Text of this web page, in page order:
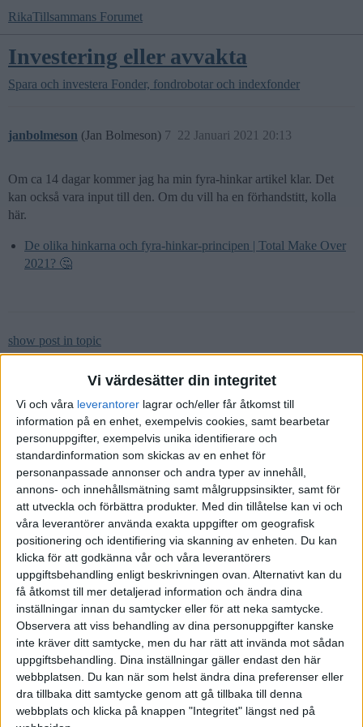
Vi värdesätter din integritet
Vi och våra leverantorer lagrar och/eller får åtkomst till
information på en enhet, exempelvis cookies, samt bearbetar
personuppgifter, exempelvis unika identifierare och
standardinformation som skickas av en enhet för
personanpassade annonser och andra typer av innehåll,
annons- och innehållsmätning samt målgruppsinsikter, samt för
att utveckla och förbättra produkter. Med din tillåtelse kan vi och
våra leverantörer använda exakta uppgifter om geografisk
positionering och identifiering via skanning av enheten. Du kan
klicka för att godkänna vår och våra leverantörers
uppgiftsbehandling enligt beskrivningen ovan. Alternativt kan du
få åtkomst till mer detaljerad information och ändra dina
inställningar innan du samtycker eller för att neka samtycke.
Observera att viss behandling av dina personuppgifter kanske
inte kräver ditt samtycke, men du har rätt att invända mot sådan
uppgiftsbehandling. Dina inställningar gäller endast den här
webbplatsen. Du kan när som helst ändra dina preferenser eller
dra tillbaka ditt samtycke genom att gå tillbaka till denna
webbplats och klicka på knappen "Integritet" längst ned på
RikaTillsammans Forumet
Investering eller avvakta
Spara och investera Fonder, fondrobotar och indexfonder
janbolmeson (Jan Bolmeson) 22 Januari 2021 20:13
7
Om ca 14 dagar kommer jag ha min fyra-hinkar artikel klar. Det
kan också vara input till den. Om du vill ha en förhandstitt, kolla
här.
De olika hinkarna och fyra-hinkar-principen | Total Make Over
2021? 🤔
show post in topic
Liknande ämnen du kan gilla
Svar
5.5MKr hur investera på bästa
sätt?
Spara och investera
10 3263
19 Februari
2021
Fördelning av sparandet, bolån
vs fond
Fonder, fondrobotar och indexfonder
6 556
2026
Större investering i fondrobot
Fonder, fondrobotar och indexfonder
5 2490
3 Mars 2024
Likvider eller räntefond på ISK?
(Pension)
3907
15 Augusti